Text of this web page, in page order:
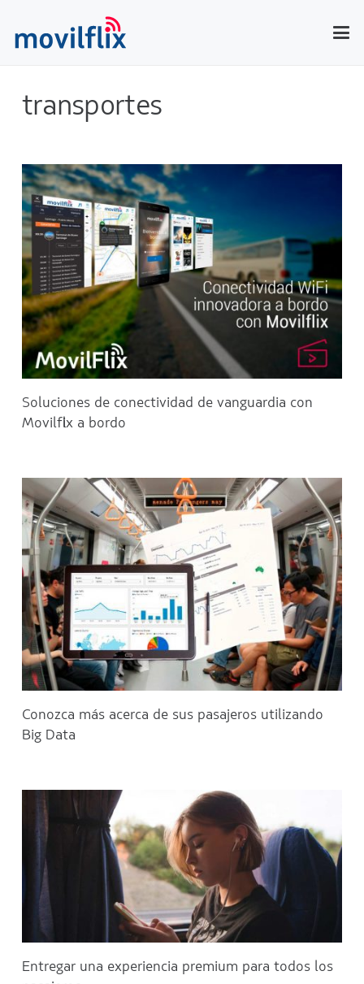
transportes
Soluciones de conectividad de vanguardia con
Movilflix a bordo
Conozca más acerca de sus pasajeros utilizando
Big Data
Entregar una experiencia premium para todos los